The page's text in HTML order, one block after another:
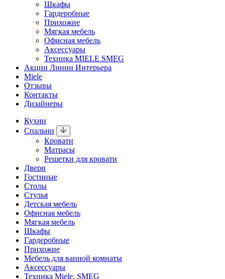
Шкафы
Гардеробные
Прихожие
Мягкая мебель
Офисная мебель
Аксессуары
Техника MIELE SMEG
Акции Линии Интерьера
Miele
Отзывы
Контакты
Дизайнеры
Кухни
Спальни
Кровати
Матрасы
Решетки для кровати
Двери
Гостиные
Столы
Стулья
Детская мебель
Офисная мебель
Мягкая мебель
Шкафы
Гардеробные
Прихожие
Мебель для ванной комнаты
Аксессуары
Техника Miele, SMEG